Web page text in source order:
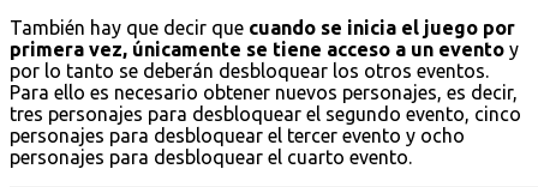
También hay que decir que cuando se inicia el juego por
primera vez, únicamente se tiene acceso a un evento y
por lo tanto se deberán desbloquear los otros eventos.
Para ello es necesario obtener nuevos personajes, es decir,
tres personajes para desbloquear el segundo evento, cinco
personajes para desbloquear el tercer evento y ocho
personajes para desbloquear el cuarto evento.